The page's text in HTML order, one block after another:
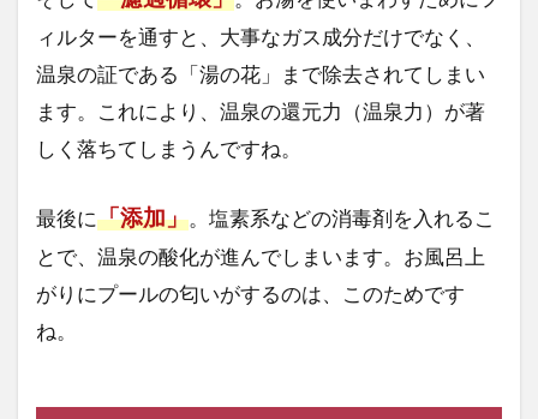
ィルターを通すと、大事なガス成分だけでなく、
温泉の証である「湯の花」まで除去されてしまい
ます。これにより、温泉の還元力（温泉力）が著
しく落ちてしまうんですね。
最後に「添加」。塩素系などの消毒剤を入れるこ
とで、温泉の酸化が進んでしまいます。お風呂上
がりにプールの匂いがするのは、このためです
ね。